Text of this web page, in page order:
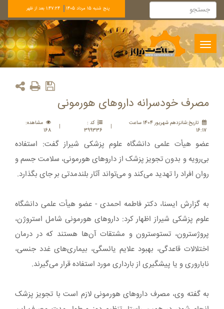
پنج شنبه 15 مرداد 1405 1:47:24 بعد از ظهر
Toggle
navigation
مصرف خودسرانه داروهای هورمونی
تاريخ:شانزدهم شهريور 1404 ساعت
16:17
|
کد :
399336
|
مشاهده:
168
عضو هیأت علمی دانشگاه علوم پزشکی شیراز گفت: استفاده
بی‌رویه و بدون تجویز پزشک از داروهای هورمونی، سلامت جسم و
روان افراد را تهدید می‌کند و می‌تواند آثار بلندمدتی بر جای بگذارد.
به گزارش ایسنا، دکتر فاطمه احمدی - عضو هیأت علمی دانشگاه
علوم پزشکی شیراز اظهار کرد: داروهای هورمونی شامل استروژن،
پروژسترون، تستوسترون و مشتقات آن‌ها هستند که در درمان
اختلالات قاعدگی، بهبود علایم یائسگی، بیماری‌های غدد جنسی،
ناباروری و یا پیشگیری از بارداری مورد استفاده قرار می‌گیرند.
به گفته وی، مصرف داروهای هورمونی لازم است با تجویز پزشک